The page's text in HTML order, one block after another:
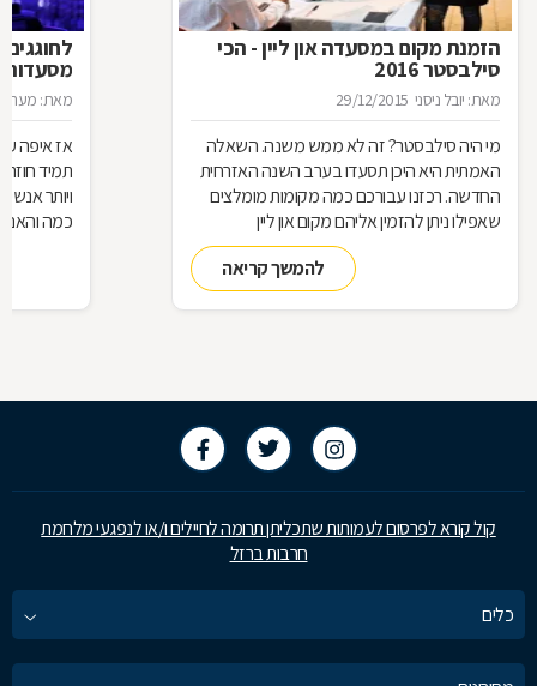
הזמנת מקום במסעדה און ליין - הכי
סילבסטר 2016
מאת: יובל ניסני 29/12/2015
מי היה סילבסטר? זה לא ממש משנה. השאלה
האמתית היא היכן תסעדו בערב השנה האזרחית
החדשה. רכזנו עבורכם כמה מקומות מומלצים
שאפילו ניתן להזמין אליהם מקום און ליין
להמשך קריאה
מסעדות
מאת:
אז איפה
תמיד
ויותר
כמה והאם
קול קורא לפרסום לעמותות שתכליתן תרומה לחיילים ו/או לנפגעי מלחמת
חרבות ברזל
כלים